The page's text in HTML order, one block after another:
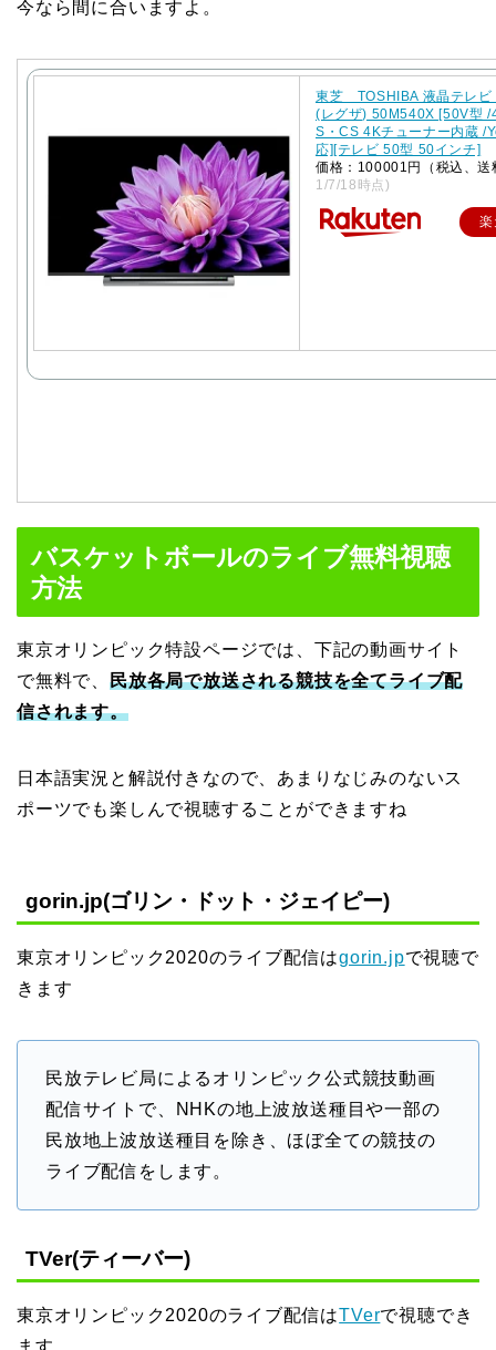
今なら間に合いますよ。
東芝 TOSHIBA 液晶テレビ
(レグザ) 50M540X [50V型 /
S・CS 4Kチューナー内蔵 /
応][テレビ 50型 50インチ]
価格：100001円（税込、
1/7/18時点)
バスケットボールのライブ無料視聴
方法
東京オリンピック特設ページでは、下記の動画サイト
で無料で、 民放各局で放送される競技を全てライブ配
信されます。
日本語実況と解説付きなので、あまりなじみのないス
ポーツでも楽しんで視聴することができますね
gorin.jp(ゴリン・ドット・ジェイピー)
東京オリンピック2020のライブ配信はgorin.jpで視聴で
きます
民放テレビ局によるオリンピック公式競技動画
配信サイトで、NHKの地上波放送種目や一部の
民放地上波放送種目を除き、ほぼ全ての競技の
ライブ配信をします。
TVer(ティーバー)
東京オリンピック2020のライブ配信はTVerで視聴でき
ます